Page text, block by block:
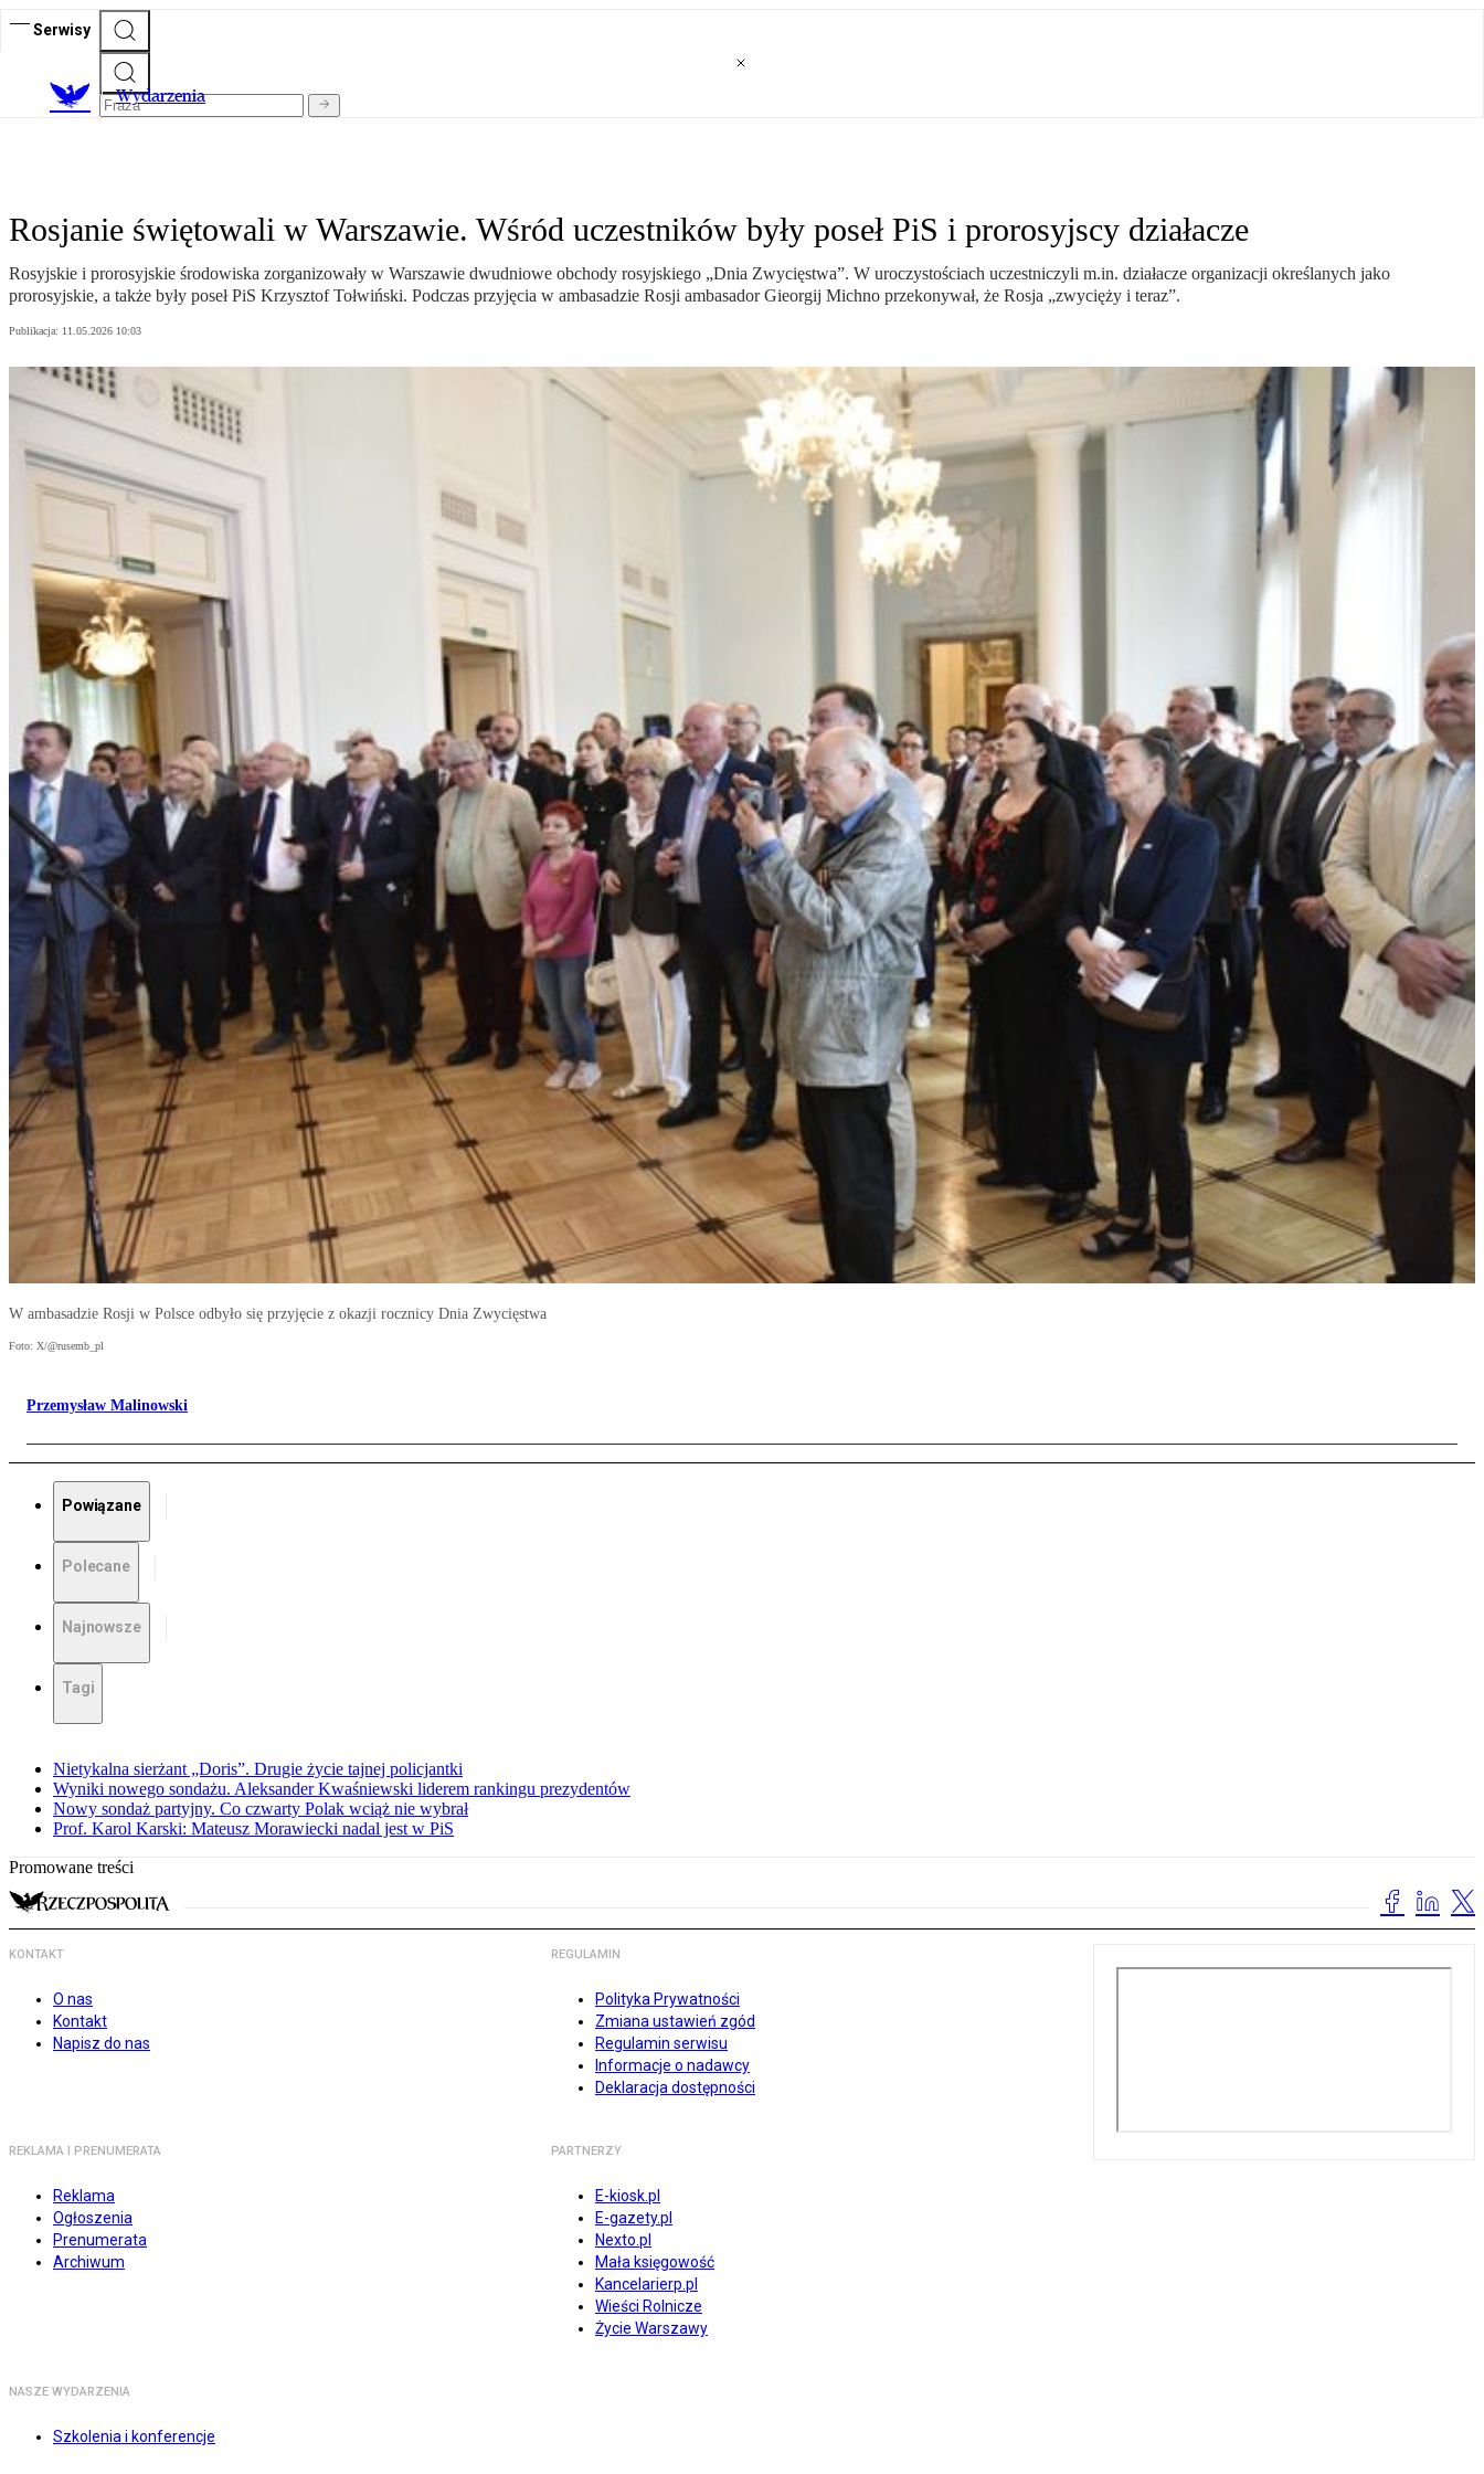
Serwisy
Wydarzenia
Rosjanie świętowali w Warszawie. Wśród uczestników były poseł PiS i prorosyjscy działacze
Rosyjskie i prorosyjskie środowiska zorganizowały w Warszawie dwudniowe obchody rosyjskiego „Dnia Zwycięstwa”. W uroczystościach uczestniczyli m.in. działacze organizacji określanych jako
prorosyjskie, a także były poseł PiS Krzysztof Tołwiński. Podczas przyjęcia w ambasadzie Rosji ambasador Gieorgij Michno przekonywał, że Rosja „zwycięży i teraz”.
Publikacja: 11.05.2026 10:03
W ambasadzie Rosji w Polsce odbyło się przyjęcie z okazji rocznicy Dnia Zwycięstwa
Foto: X/@rusemb_pl
Przemysław Malinowski
Powiązane
Polecane
Najnowsze
Tagi
Nietykalna sierżant „Doris”. Drugie życie tajnej policjantki
Wyniki nowego sondażu. Aleksander Kwaśniewski liderem rankingu prezydentów
Nowy sondaż partyjny. Co czwarty Polak wciąż nie wybrał
Prof. Karol Karski: Mateusz Morawiecki nadal jest w PiS
Promowane treści
KONTAKT
O nas
Kontakt
Napisz do nas
REGULAMIN
Polityka Prywatności
Zmiana ustawień zgód
Regulamin serwisu
Informacje o nadawcy
Deklaracja dostępności
REKLAMA I PRENUMERATA
Reklama
Ogłoszenia
Prenumerata
Archiwum
PARTNERZY
E-kiosk.pl
E-gazety.pl
Nexto.pl
Mała księgowość
Kancelarierp.pl
Wieści Rolnicze
Życie Warszawy
NASZE WYDARZENIA
Szkolenia i konferencje